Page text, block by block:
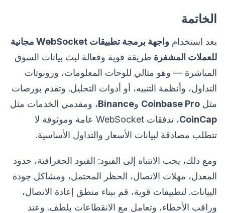
الخاتمة
يعد استخدام
واجهة برمجة تطبيقات WebSocket مجانية
للعملات المشفرة طريقة قوية وفعالة لبث بيانات السوق
المباشرة — وهو مثالي للوحات المعلومات، وروبوتات
التداول، وأنظمة التنبيه، أو أدوات التحليل. وتقدم بورصات
مثل Coinbase Pro وBinance، ومقدمي الخدمات مثل
CoinCap
، تدفقات WebSocket عامة وموثوقة لا
تتطلب مصادقة لبيانات الأسعار والتداول الأساسية.
ومع ذلك، يجب الانتباه إلى القيود: القيود الجغرافية، حدود
المعدل، مهلات الاتصال، الحظر المحتمل، ومشاكل جودة
البيانات. لتطبيقات قوية، قم ببناء منطق إعادة الاتصال،
وراقب الأخطاء، وتعامل مع الانقطاعات بلطف. وعند